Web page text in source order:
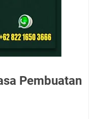
Pembuatan